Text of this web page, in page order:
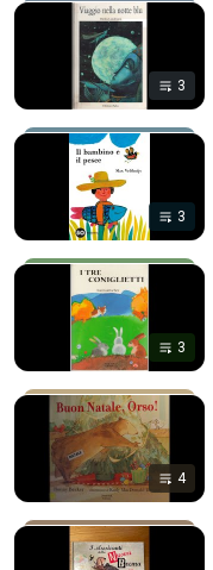
3
3
3
4